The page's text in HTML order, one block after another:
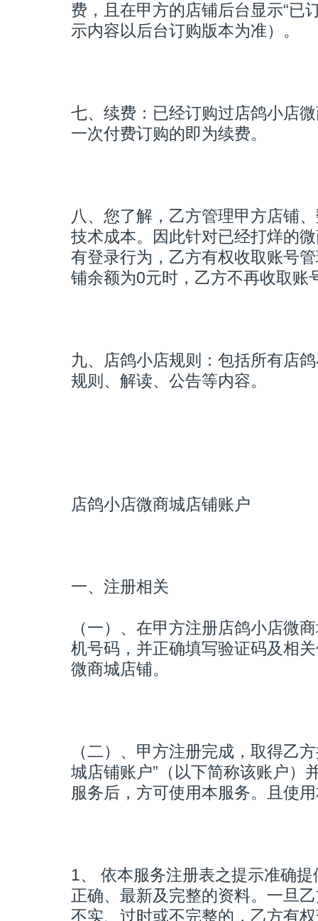
费，且在甲方的店铺后台显示“已
示内容以后台订购版本为准）。
七、续费：已经订购过店鸽小店
一次付费订购的即为续费。
八、您了解，乙方管理甲方店铺
技术成本。因此针对已经打烊的
有登录行为，乙方有权收取账号
铺余额为0元时，乙方不再收取账
九、店鸽小店规则：包括所有店
规则、解读、公告等内容。
店鸽小店微商城店铺账户
一、注册相关
（一）、在甲方注册店鸽小店微
机号码，并正确填写验证码及相
微商城店铺。
（二）、甲方注册完成，取得乙
城店铺账户”（以下简称该账户）
服务后，方可使用本服务。且使
1、 依本服务注册表之提示准确
正确、最新及完整的资料。一旦
不实、过时或不完整的，乙方有